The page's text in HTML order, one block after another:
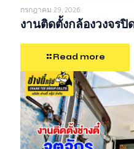
กรกฎาคม 29, 2026
งานติดตั้งกล้องวงจรปิ
Read more